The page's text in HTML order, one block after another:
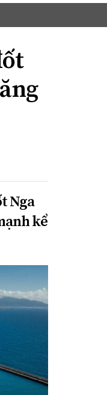
Nga
kể